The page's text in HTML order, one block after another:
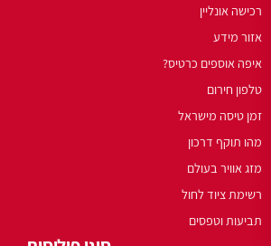
רכישה אונליין
אזור מידע
איפה אוספים כרטיס?
טלפון חירום
זמן טיסה מישראל
מהו תוקף דרכון
מזג אוויר בעולם
רשימת ציוד לחול
תביעות וטפסים